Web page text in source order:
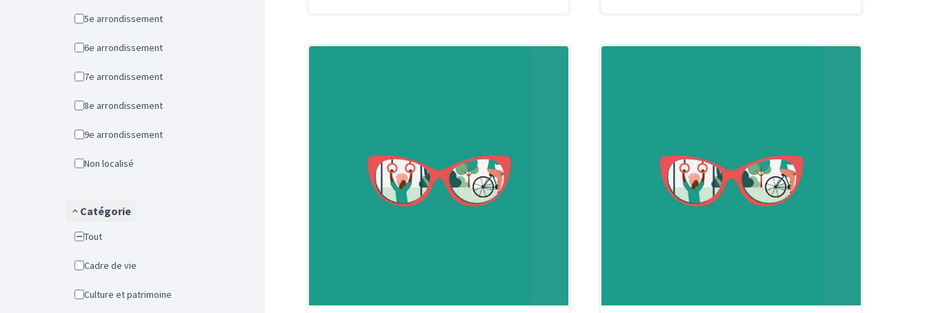
5e arrondissement
6e arrondissement
7e arrondissement
8e arrondissement
9e arrondissement
Non localisé
Catégorie
Tout
Cadre de vie
Culture et patrimoine